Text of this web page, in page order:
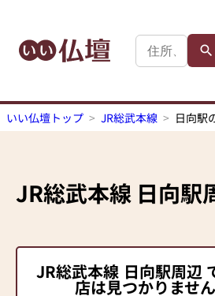
いい仏壇トップ JR総武本線 日向駅
JR総武本線 日向駅
JR総武本線 日向駅周辺
店は見つかりませ